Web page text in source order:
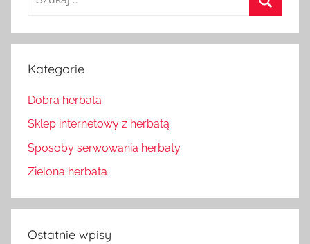
Kategorie
Dobra herbata
Sklep internetowy z herbatą
Sposoby serwowania herbaty
Zielona herbata
Ostatnie wpisy